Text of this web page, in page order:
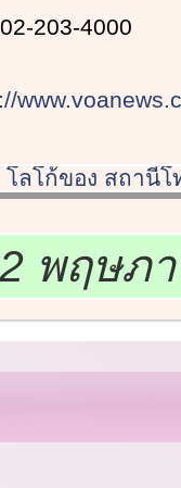
203-4000
พฤษภ